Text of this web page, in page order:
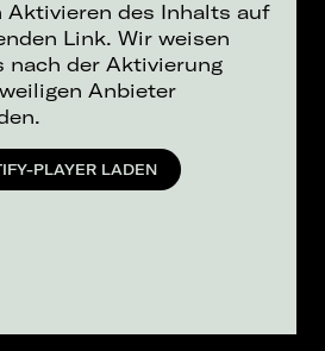
Aktivieren des Inhalts auf
Link. Wir weisen
nach der Aktivierung
Anbieter
PLAYER LADEN